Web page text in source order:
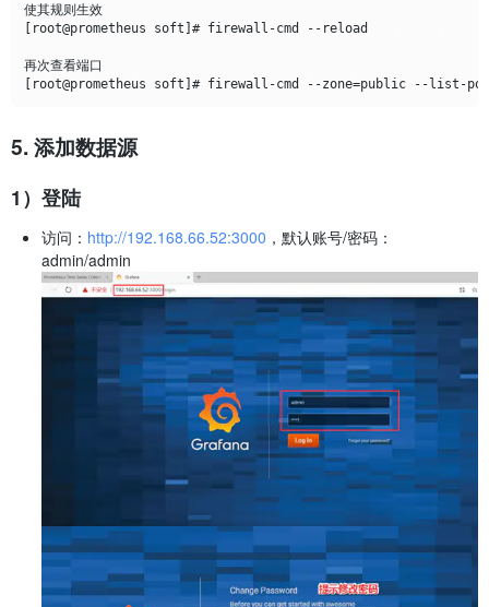
使其规则生效
[root@prometheus soft]# firewall-cmd --reload
再次查看端口
5. 添加数据源
1）登陆
访问： http://192.168.66.52:3000 ，默认账号/密码：
admin/admin